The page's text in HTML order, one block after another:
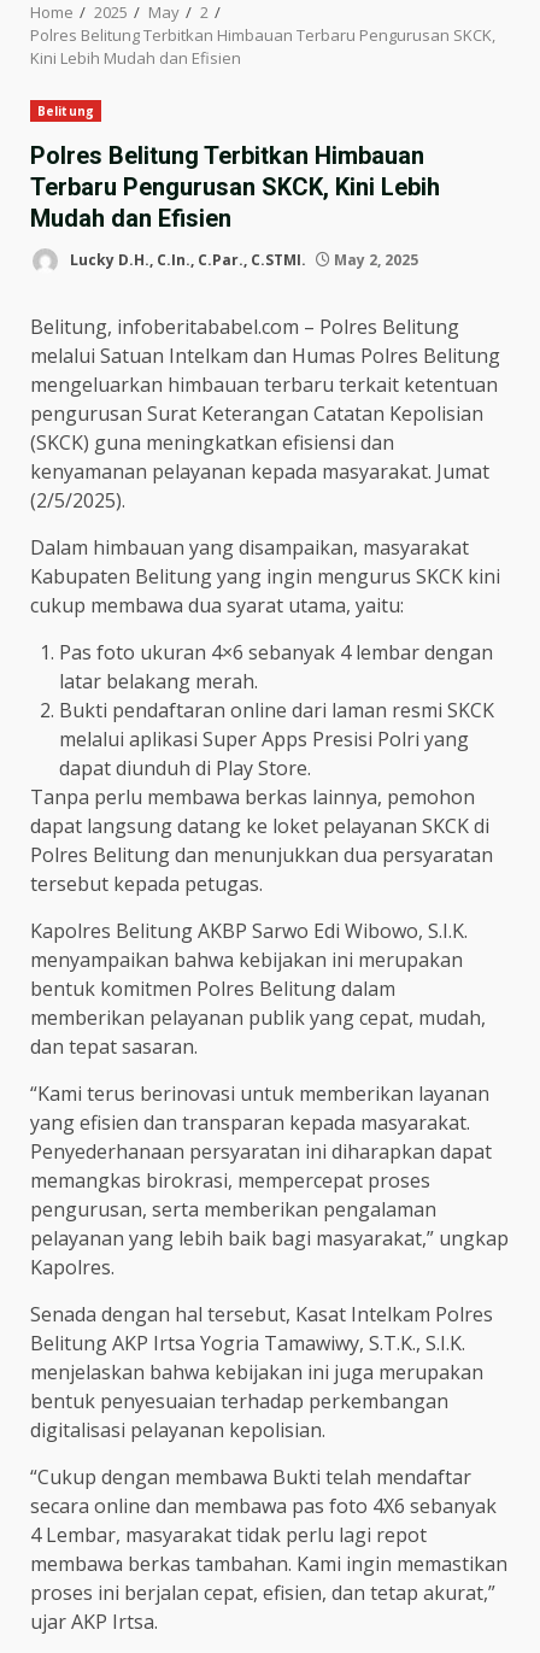
Home 2025 May
2
Polres Belitung Terbitkan Himbauan Terbaru Pengurusan SKCK,
Kini Lebih Mudah dan Efisien
Belitung
Polres Belitung Terbitkan Himbauan
Terbaru Pengurusan SKCK, Kini Lebih
Mudah dan Efisien
Lucky D.H., C.In., C.Par., C.STMI. May 2, 2025
Belitung, infoberitababel.com – Polres Belitung
melalui Satuan Intelkam dan Humas Polres Belitung
mengeluarkan himbauan terbaru terkait ketentuan
pengurusan Surat Keterangan Catatan Kepolisian
(SKCK) guna meningkatkan efisiensi dan
kenyamanan pelayanan kepada masyarakat. Jumat
(2/5/2025).
Dalam himbauan yang disampaikan, masyarakat
Kabupaten Belitung yang ingin mengurus SKCK kini
cukup membawa dua syarat utama, yaitu:
Pas foto ukuran 4×6 sebanyak 4 lembar dengan
latar belakang merah.
Bukti pendaftaran online dari laman resmi SKCK
melalui aplikasi Super Apps Presisi Polri yang
dapat diunduh di Play Store.
Tanpa perlu membawa berkas lainnya, pemohon
dapat langsung datang ke loket pelayanan SKCK di
Polres Belitung dan menunjukkan dua persyaratan
tersebut kepada petugas.
Kapolres Belitung AKBP Sarwo Edi Wibowo, S.I.K.
menyampaikan bahwa kebijakan ini merupakan
bentuk komitmen Polres Belitung dalam
memberikan pelayanan publik yang cepat, mudah,
dan tepat sasaran.
“Kami terus berinovasi untuk memberikan layanan
yang efisien dan transparan kepada masyarakat.
Penyederhanaan persyaratan ini diharapkan dapat
memangkas birokrasi, mempercepat proses
pengurusan, serta memberikan pengalaman
pelayanan yang lebih baik bagi masyarakat,” ungkap
Kapolres.
Senada dengan hal tersebut, Kasat Intelkam Polres
Belitung AKP Irtsa Yogria Tamawiwy, S.T.K., S.I.K.
menjelaskan bahwa kebijakan ini juga merupakan
bentuk penyesuaian terhadap perkembangan
digitalisasi pelayanan kepolisian.
“Cukup dengan membawa Bukti telah mendaftar
secara online dan membawa pas foto 4X6 sebanyak
4 Lembar, masyarakat tidak perlu lagi repot
membawa berkas tambahan. Kami ingin memastikan
proses ini berjalan cepat, efisien, dan tetap akurat,”
ujar AKP Irtsa.